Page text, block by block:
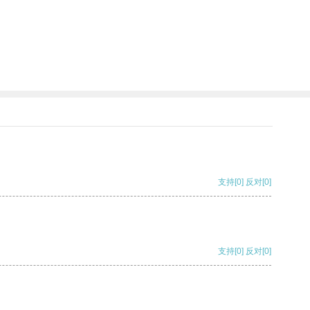
支持[0] 反对[0]
支持[0] 反对[0]